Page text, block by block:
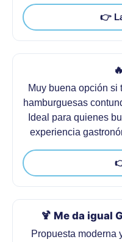
👉
Muy buena opción si
hamburguesas
Ideal para quienes
experiencia
🍹 Me da igual
Propuesta moderna